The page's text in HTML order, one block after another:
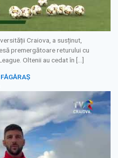
Craiova, a susținut,
premergătoare returului cu
Oltenii au cedat în […]